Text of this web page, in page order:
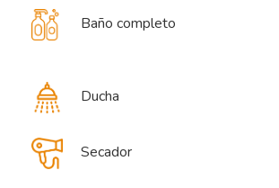
Baño completo
Ducha
Secador